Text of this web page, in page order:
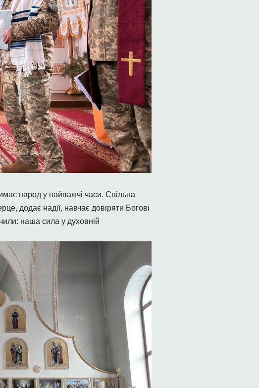
народ у найважчі часи. Спільна
додає надії, навчає довіряти Богові
наша сила у духовній